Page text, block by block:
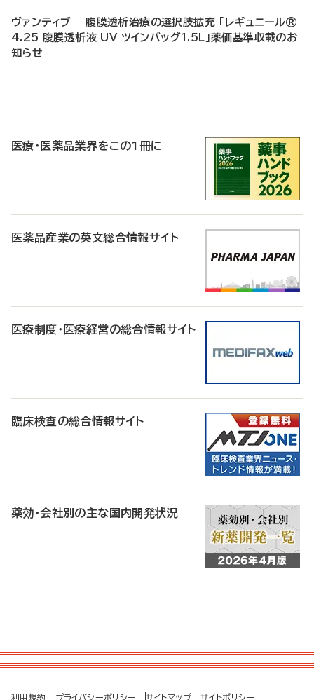
ヴァンティブ 腹膜透析治療の選択肢拡充 「レギュニール®
4.25 腹膜透析液 UV ツインバッグ1.5L」薬価基準収載のお
知らせ
医療・医薬品業界をこの1冊に
医薬品産業の英文総合情報サイト
医療制度・医療経営の総合情報サイト
臨床検査の総合情報サイト
薬効・会社別の主な国内開発状況
利用規約 プライバシーポリシー サイトマップ サイトポリシー